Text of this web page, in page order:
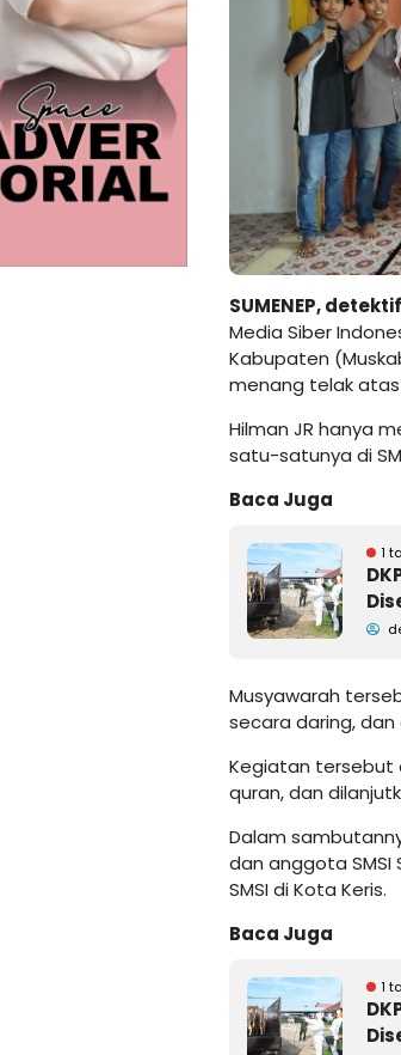
SUMENEP,
Media Siber
Kabupaten
menang telak atas
Hilman JR hanya
satu-satunya di
Baca Juga
1
Musyawarah
secara daring, dan
Kegiatan tersebut
quran, dan
Dalam
dan anggota
SMSI di Kota Keris.
Baca Juga
1